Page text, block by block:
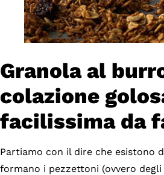
Granola al
colazione
facilissima da
Partiamo con il dire che esistono
formano i pezzettoni (ovvero